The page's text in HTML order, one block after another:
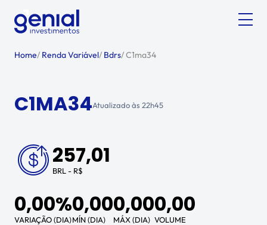
Home/ Renda Variável/ Bdrs/C1ma34
C1MA34Atualizado às 22h45
257,01
BRL - R$
0,00%
VARIAÇÃO (DIA)
0,00
MÍN (DIA)
0,00
MÁX (DIA)
0,00
VOLUME